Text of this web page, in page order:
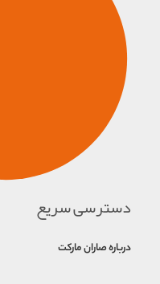
دسترسی سریع
درباره صاران مارکت